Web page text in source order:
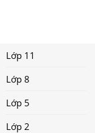
Lớp 11
Lớp 8
Lớp 5
Lớp 2